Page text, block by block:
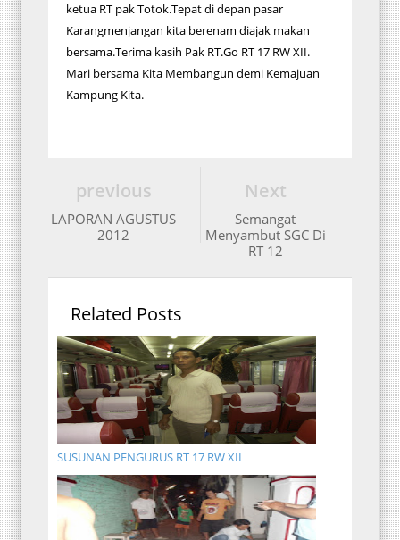
ketua RT pak Totok.Tepat di depan pasar
Karangmenjangan kita berenam diajak makan
bersama.Terima kasih Pak RT.Go RT 17 RW XII.
Mari bersama Kita Membangun demi Kemajuan
Kampung Kita.
Next
Semangat
Menyambut SGC Di
RT 12
previous
LAPORAN AGUSTUS
2012
Related Posts
SUSUNAN PENGURUS RT 17 RW XII